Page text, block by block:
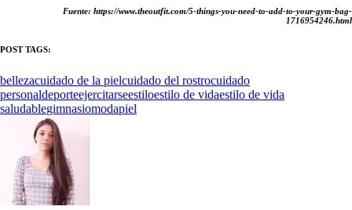
Fuente: https://www.theoutfit.com/5-things-you-need-to-add-to-your-gym-bag-
1716954246.html
POST TAGS:
bellezacuidado de la pielcuidado del rostrocuidado
personaldeporteejercitarseestiloestilo de vidaestilo de vida
saludablegimnasiomodapiel